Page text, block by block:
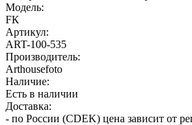
Модель:
FК
Артикул:
ART-100-535
Производитель:
Arthousefoto
Наличие:
Есть в наличии
Доставка:
- по России (CDEK) цена зависит от